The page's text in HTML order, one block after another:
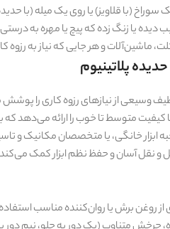
قو
تخت
خراطی
سوراخ (با قلاویز) یا روی یک میله (با
دیده یا زنگ زده که پیچ یا مهره به
ماشین‌آلات و هر جایی که نیاز به رزوه
پلاتینیوم
با کیفیت متوسط تا خوب را ارائه
ابزار خانگی، یا متخصصان مکانیک و
نقل آسان و حفظ نظم ابزار کمک
روغن برش یا روان‌کننده مناسب